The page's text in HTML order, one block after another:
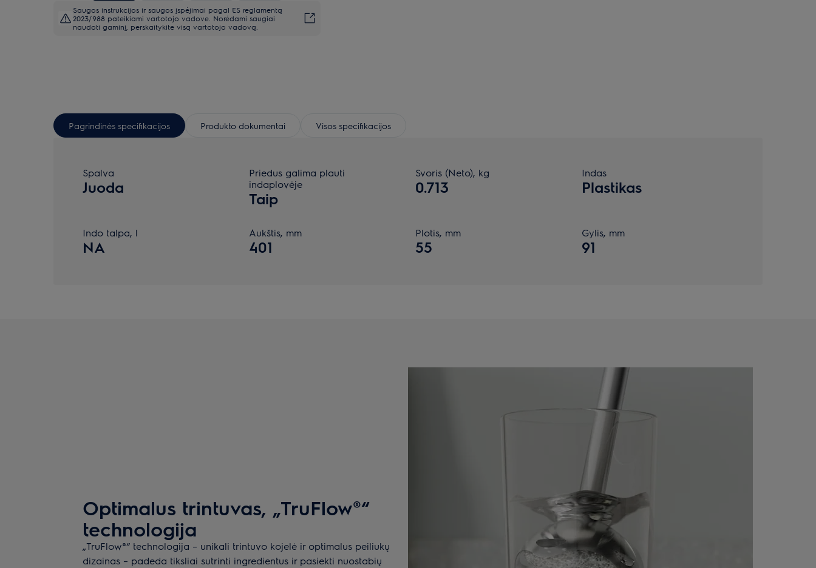
Saugos instrukcijos ir saugos įspėjimai pagal ES reglamentą
2023/988 pateikiami vartotojo vadove. Norėdami saugiai
naudoti gaminį, perskaitykite visą vartotojo vadovą.
Pagrindinės specifikacijos Produkto dokumentai Visos specifikacijos
Spalva
Juoda
Priedus galima plauti
indaplovėje
Taip
Svoris (Neto), kg
0.713
Indas
Plastikas
Indo talpa, l
NA
Aukštis, mm
401
Plotis, mm
55
Gylis, mm
91
Optimalus trintuvas, „TruFlow®“
technologija
„TruFlow®“ technologija – unikali trintuvo kojelė ir optimalus peiliukų
dizainas – padeda tiksliai sutrinti ingredientus ir pasiekti nuostabių